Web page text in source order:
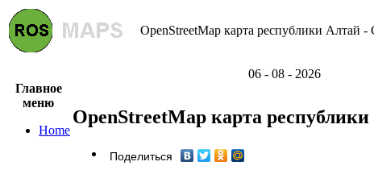
OpenStreetMap карта республики Алтай -
06 - 08 - 2026
Главное
меню
Home
OpenStreetMap карта
Поделиться